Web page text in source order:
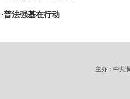
·普法强基在行动
主办：中共